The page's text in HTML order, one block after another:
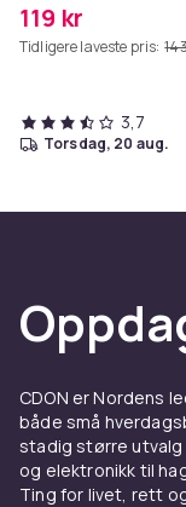
119 kr
Tidligere laveste pris:
3,7
torsdag, 20 aug.
CDON er Nordens
både små
stadig større utvalg
og elektronikk til
Ting for livet, rett